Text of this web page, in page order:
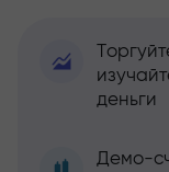
деньги
Демо-